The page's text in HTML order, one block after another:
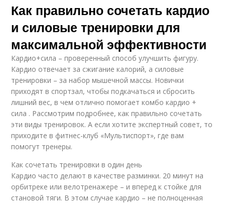
Как правильно сочетать кардио
и силовые тренировки для
максимальной эффективности
Кардио+сила – проверенный способ улучшить фигуру.
Кардио отвечает за сжигание калорий, а силовые
тренировки – за набор мышечной массы. Новички
приходят в спортзал, чтобы подкачаться и сбросить
лишний вес, в чем отлично помогает комбо кардио +
сила . Рассмотрим подробнее, как правильно сочетать
эти виды тренировок. А если хотите экспертный совет, то
приходите в фитнес-клуб «Мультиспорт», где вам
помогут тренеры.
Как сочетать тренировки в один день
Кардио часто делают в качестве разминки. 20 минут на
орбитреке или велотренажере – и вперед к стойке для
становой тяги. В этом случае кардио – не полноценная